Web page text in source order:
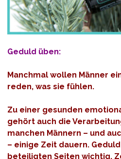
Geduld üben:
Manchmal wollen Männer
reden, was sie fühlen.
Zu einer gesunden
gehört auch die
manchen Männern – und
– einige Zeit dauern.
beteiligten Seiten wichtig.